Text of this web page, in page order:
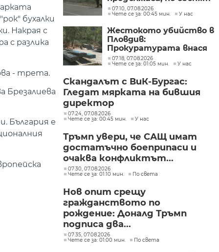
бухалки
Накрая с
с разлика
- трета.
Брезалиева
България е
е локализиран
07:10, 07.08.2026
Чете се за: 00:45 мин.
У нас
Жестокото убийство в
Пловдив:
Прокуратурата внася
искане „задържане под
стража“
07:18, 07.08.2026
Чете се за: 01:05 мин.
У нас
Скандалът с ВиК-Бургас:
Гледат мярката на бившия
директор
07:24, 07.08.2026
Чете се за: 00:45 мин.
У нас
Тръмп увери, че САЩ имат
достатъчно боеприпаси и
очаква конфликтът...
07:30, 07.08.2026
Чете се за: 01:10 мин.
По света
Нов опит срещу
гражданството по
рождение: Доналд Тръмп
подписа два...
07:35, 07.08.2026
Чете се за: 01:00 мин.
По света